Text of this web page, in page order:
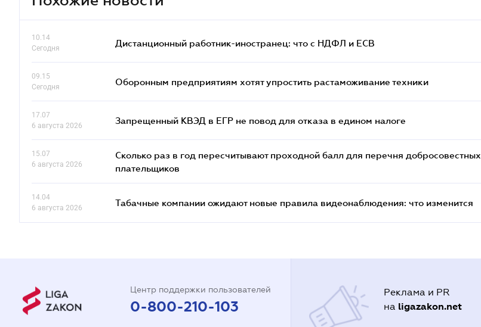
10.14
Сегодня
Дистанционный работник-иностранец: что с НДФЛ и ЕСВ
09.15
Сегодня
Оборонным предприятиям хотят упростить растаможивание техники
17.07
6 августа 2026
Запрещенный КВЭД в ЕГР не повод для отказа в едином налоге
15.07
6 августа 2026
Сколько раз в год пересчитывают проходной балл для перечня добросовестных
плательщиков
14.04
6 августа 2026
Табачные компании ожидают новые правила видеонаблюдения: что изменится
Центр поддержки пользователей
0-800-210-103
Реклама и PR
на ligazakon.net